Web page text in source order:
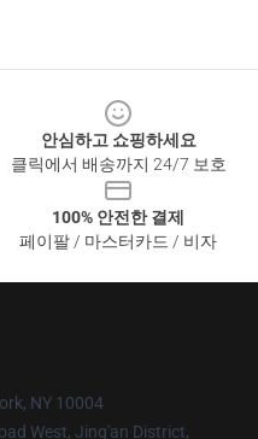
안심하고 쇼핑하세요
클릭에서 배송까지 24/7 보호
100% 안전한 결제
페이팔 / 마스터카드 / 비자
NY 10004
West, Jing'an District,